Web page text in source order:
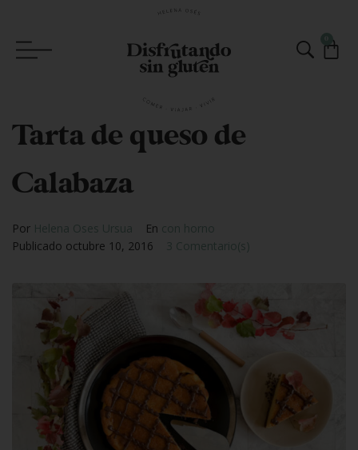
Tarta de queso de
Calabaza
Por Helena Oses Ursua En con horno
Publicado octubre 10, 2016 3 Comentario(s)